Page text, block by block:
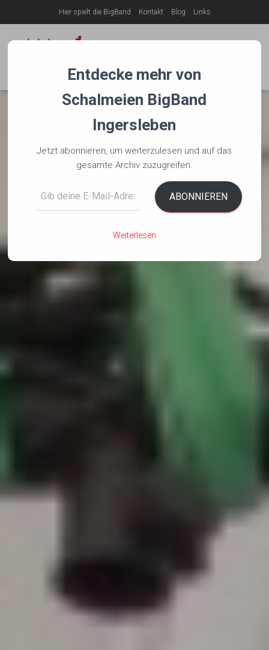
Hier spielt die BigBand Kontakt Blog Links
Entdecke mehr von
Schalmeien BigBand
Ingersleben
Jetzt abonnieren, um weiterzulesen und auf das
gesamte Archiv zuzugreifen.
ABONNIEREN
Weiterlesen